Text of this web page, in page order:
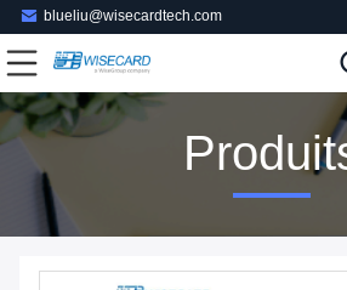
blueliu@wisecardtech.com